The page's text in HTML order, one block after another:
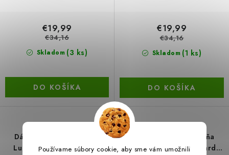
Používame súbory cookie, aby sme vám umožnili
Skladom (3 ks)
€19,99
€34,16
DO KOŠÍKA
Skladom (1 ks)
€19,99
€34,16
DO KOŠÍKA
Dámska tenisová sukňa
Lucky in Love Playing In
Dámska tenisová sukňa
Lucky in Love Avant Garde